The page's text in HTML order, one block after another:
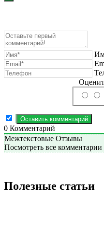
0 Комментарий
Межтекстовые Отзывы
Посмотреть все комментарии
Полезные статьи